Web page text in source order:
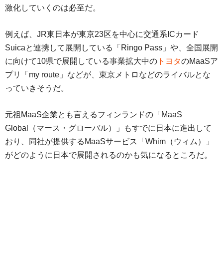
激化していくのは必至だ。
例えば、JR東日本が東京23区を中心に交通系ICカード
Suicaと連携して展開している「Ringo Pass」や、全国展開
に向けて10県で展開している事業拡大中の トヨタのMaaSア
プリ「my route」などが、東京メトロなどのライバルとな
っていきそうだ。
元祖MaaS企業とも言えるフィンランドの「MaaS
Global（マース・グローバル）」もすでに日本に進出して
おり、同社が提供するMaaSサービス「Whim（ウィム）」
がどのように日本で展開されるのかも気になるところだ。